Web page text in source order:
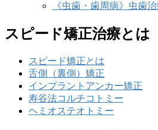
《虫歯・歯周病》虫歯
スピード矯正治療とは
スピード矯正とは
舌側（裏側）矯正
インプラントアンカー矯正
寿谷法コルチコトミー
ヘミオステオトミー